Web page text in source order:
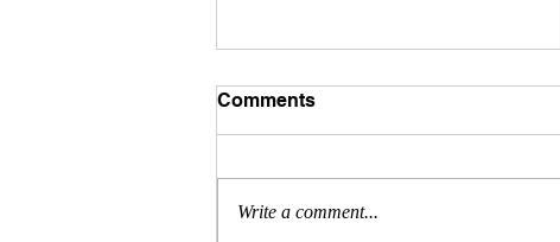
Comments
Write a comment...